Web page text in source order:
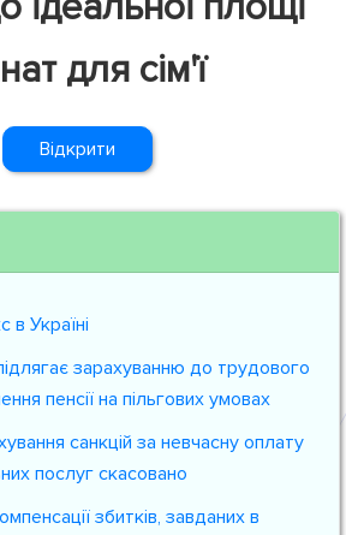
для сім'ї
Відкрити
в Україні
зарахуванню до трудового
пенсії на пільгових умовах
санкцій за невчасну оплату
послуг скасовано
збитків, завданих в